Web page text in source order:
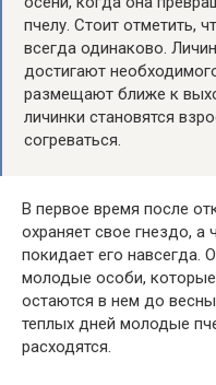
пчелу. Стоит отметить,
всегда одинаково.
достигают
размещают ближе к
личинки становятся
согреваться.
В первое время после
охраняет свое гнездо, а
покидает его навсегда.
молодые особи,
остаются в нем до
теплых дней молодые
расходятся.